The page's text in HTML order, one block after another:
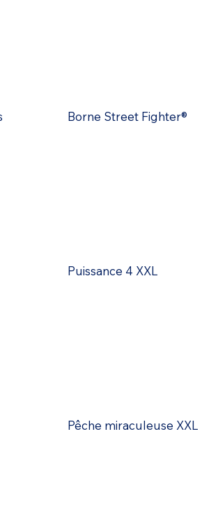
Borne Street Fighter®
Puissance 4 XXL
Pêche miraculeuse XXL